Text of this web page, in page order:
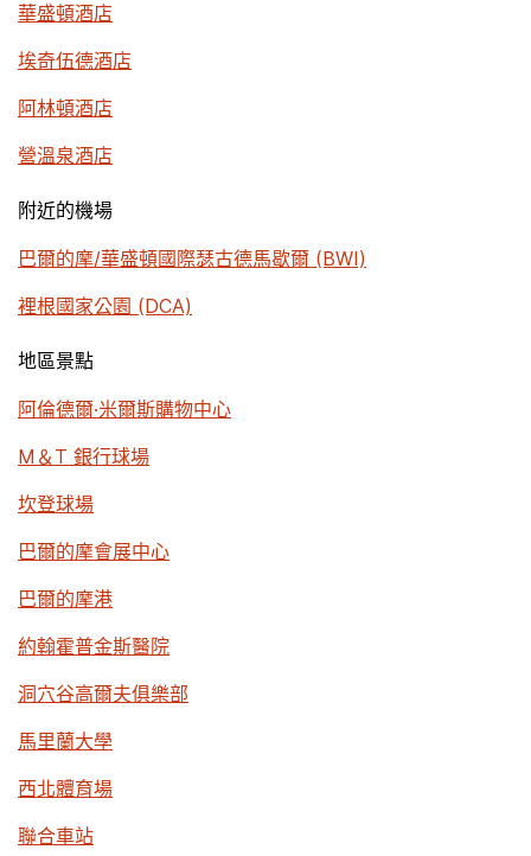
華盛頓酒店
埃奇伍德酒店
阿林頓酒店
營溫泉酒店
附近的機場
巴爾的摩/華盛頓國際瑟古德馬歇爾 (BWI)
裡根國家公園 (DCA)
地區景點
阿倫德爾·米爾斯購物中心
M＆T 銀行球場
坎登球場
巴爾的摩會展中心
巴爾的摩港
約翰霍普金斯醫院
洞穴谷高爾夫俱樂部
馬里蘭大學
西北體育場
聯合車站